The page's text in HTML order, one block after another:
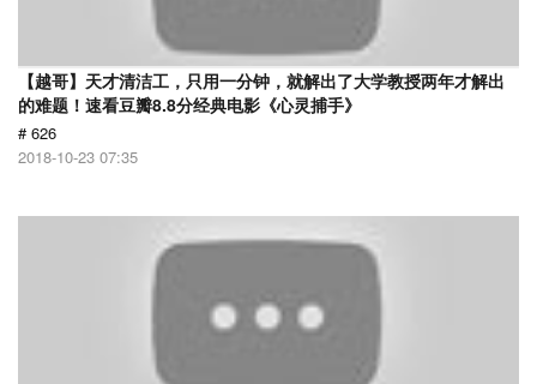
【越哥】天才清洁工，只用一分钟，就解出了大学教授两年才解出
的难题！速看豆瓣8.8分经典电影《心灵捕手》
# 626
2018-10-23 07:35